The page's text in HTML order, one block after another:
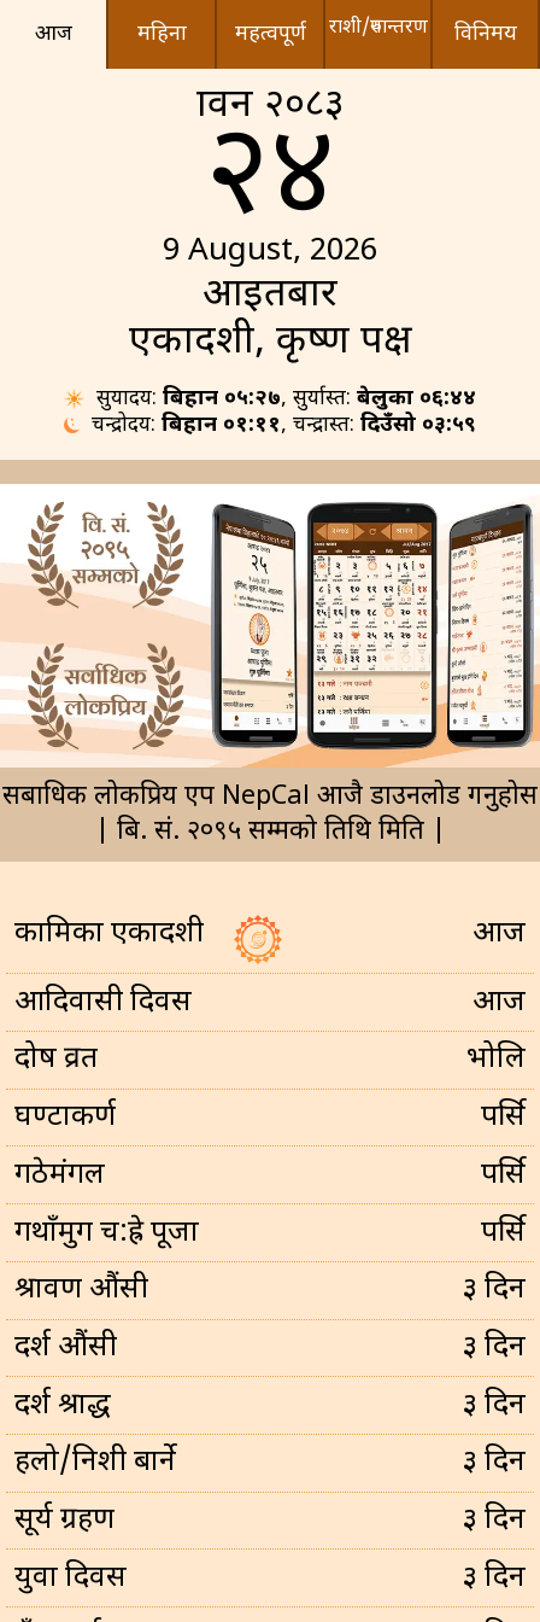
आज महिना महत्वपूर्ण राशी/रुपान्तरण विनिमय
श्रावन २०८३
२४
9 August, 2026
आइतबार
एकादशी, कृष्ण पक्ष
सुर्योदय:बिहान ०५:२७, सुर्यास्त:बेलुका ०६:४४
चन्द्रोदय:बिहान ०१:११, चन्द्रास्त:दिउँसो ०३:५९
सर्बाधिक लोकप्रिय एप NepCal आजै डाउनलोड गर्नुहोस
| बि. सं. २०९५ सम्मको तिथि मिति |
कामिका एकादशी
आज
आदिवासी दिवस
आज
प्रदोष व्रत
भोलि
घण्टाकर्ण
पर्सि
गठेमंगल
पर्सि
गथाँमुग च:ह्रे पूजा
पर्सि
श्रावण औंसी
३ दिन
दर्श औंसी
३ दिन
दर्श श्राद्ध
३ दिन
हलो/निशी बार्ने
३ दिन
सूर्य ग्रहण
३ दिन
युवा दिवस
३ दिन